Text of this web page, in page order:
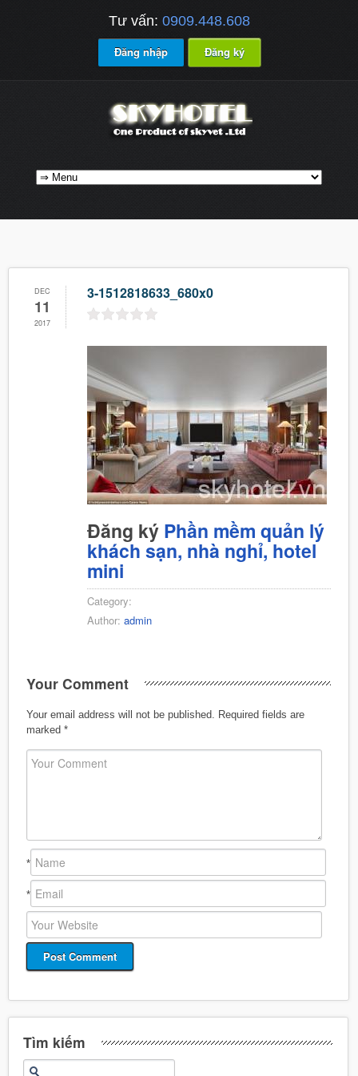
Tư vấn: 0909.448.608
Đăng nhập Đăng ký
DEC
11
2017
3-1512818633_680x0
Đăng ký Phần mềm quản lý
khách sạn, nhà nghỉ, hotel
mini
Category:
Author: admin
Your Comment
Your email address will not be published.
Required fields are
marked *
*
*
Tìm kiếm